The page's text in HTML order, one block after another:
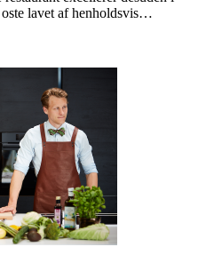
lavet af henholdsvis…